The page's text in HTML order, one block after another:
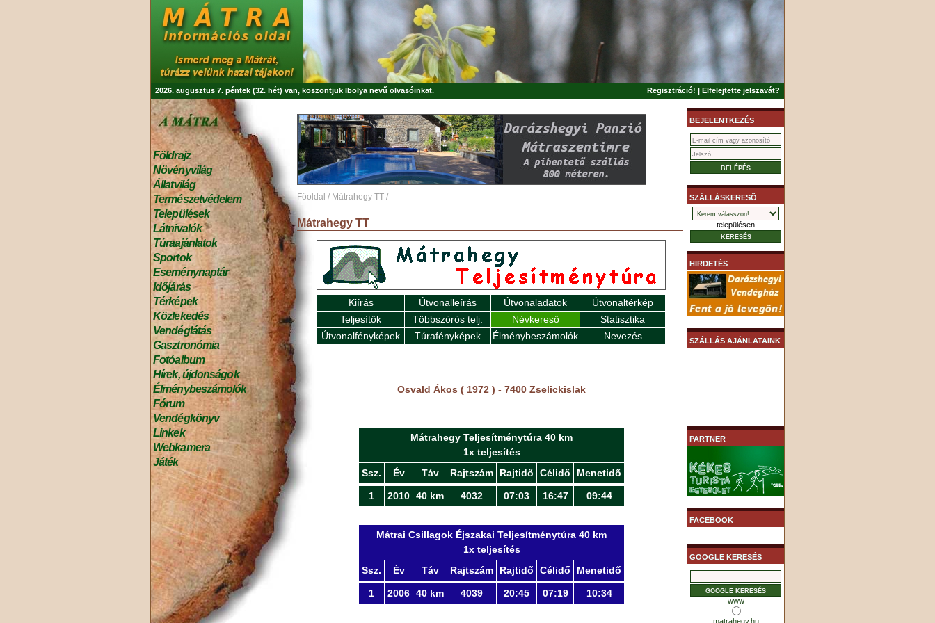
2026. augusztus 7. péntek (32. hét) van, köszöntjük Ibolya nevű olvasóinkat. Regisztráció! | Elfelejtette jelszavát?
Földrajz
Növényvilág
Állatvilág
Természetvédelem
Települések
Látnivalók
Túraajánlatok
Sportok
Eseménynaptár
Időjárás
Térképek
Közlekedés
Vendéglátás
Gasztronómia
Fotóalbum
Hírek, újdonságok
Élménybeszámolók
Fórum
Vendégkönyv
Linkek
Webkamera
Játék
Főoldal / Mátrahegy TT /
Mátrahegy TT
Kiírás Útvonalleírás Útvonaladatok
Útvonaltérkép
Teljesítők
Többszörös telj. Névkereső
Statisztika
Útvonalfényképek
Túrafényképek Élménybeszámolók Nevezés
Osvald Ákos ( 1972 ) - 7400 Zselickislak
Mátrahegy Teljesítménytúra 40 km
1x teljesítés
Ssz.
Év Táv Rajtszám Rajtidő Célidő Menetidő
1 2010 40 km 4032 07:03 16:47 09:44
Mátrai Csillagok Éjszakai Teljesítménytúra 40 km
1x teljesítés
Ssz.
Év Táv Rajtszám Rajtidő Célidő Menetidő
1 2006 40 km 4039 20:45 07:19 10:34
BEJELENTKEZÉS
SZÁLLÁSKERESÕ
településen
HIRDETÉS
SZÁLLÁS AJÁNLATAINK
PARTNER
FACEBOOK
GOOGLE KERESÉS
www
matrahegy.hu